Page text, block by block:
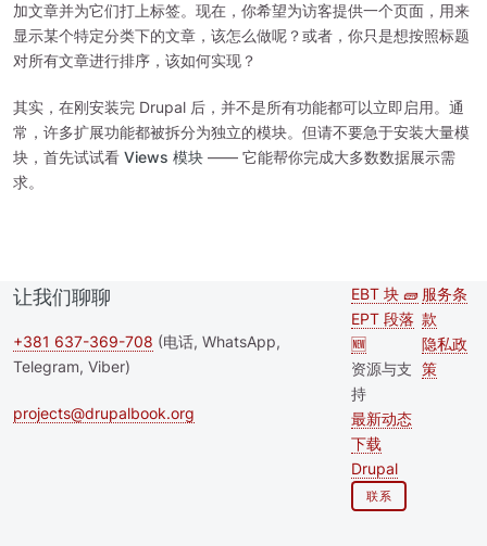
加文章并为它们打上标签。现在，你希望为访客提供一个页面，用来
显示某个特定分类下的文章，该怎么做呢？或者，你只是想按照标题
对所有文章进行排序，该如何实现？
其实，在刚安装完 Drupal 后，并不是所有功能都可以立即启用。通
常，许多扩展功能都被拆分为独立的模块。但请不要急于安装大量模
块，首先试试看 Views 模块 —— 它能帮你完成大多数数据展示需
求。
让我们聊聊
+381 637-369-708 (电话, WhatsApp,
Telegram, Viber)
projects@drupalbook.org
Second
footer
menu
EBT 块 🧱
EPT 段落
🆕
资源与支
持
最新动态
下载
Drupal
联系
服务条
款
隐私政
策